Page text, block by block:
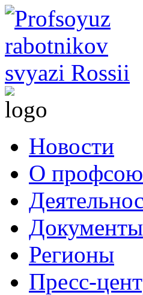
Новости
О
Документы
Регионы
Пресс-